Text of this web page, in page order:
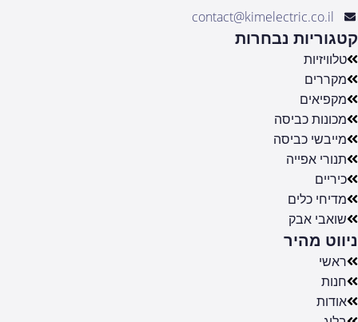
contact@kimelectric.co.il
קטגוריות נבחרות
טלוויזיות
מקררים
מקפיאים
מכונות כביסה
מייבשי כביסה
תנורי אפייה
כיריים
מדיחי כלים
שואבי אבק
ניווט מהיר
ראשי
חנות
אודות